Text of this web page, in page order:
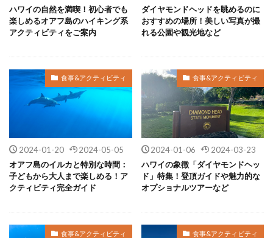
ハワイの自然を満喫！初心者でも
楽しめるオアフ島のハイキング系
アクティビティをご案内
ダイヤモンドヘッドを眺めるのに
おすすめの場所！美しい写真が撮
れる公園や観光地など
食事&アクティビティ
2024-01-20
2024-05-05
オアフ島のイルカと特別な時間：
子どもから大人まで楽しめる！ア
クティビティ完全ガイド
食事&アクティビティ
2024-01-06
2024-03-23
ハワイの象徴「ダイヤモンドヘッ
ド」特集！登頂ガイドや魅力的な
オプショナルツアーなど
食事&アクティビティ 食事&アクティビティ